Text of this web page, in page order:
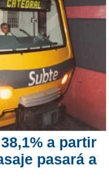
a partir
pasará a